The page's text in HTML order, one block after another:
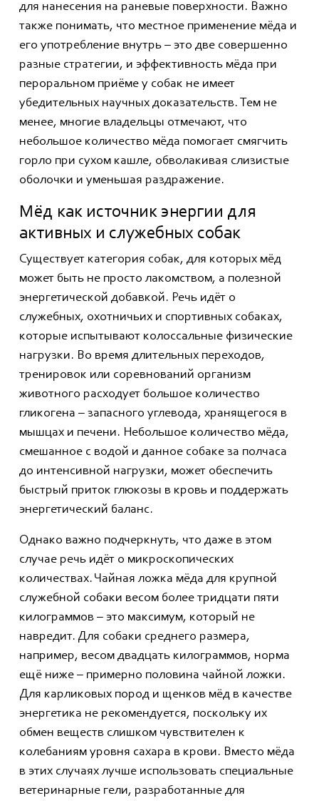
для нанесения на раневые поверхности. Важно
также понимать, что местное применение мёда и
его употребление внутрь – это две совершенно
разные стратегии, и эффективность мёда при
пероральном приёме у собак не имеет
убедительных научных доказательств. Тем не
менее, многие владельцы отмечают, что
небольшое количество мёда помогает смягчить
горло при сухом кашле, обволакивая слизистые
оболочки и уменьшая раздражение.
Мёд как источник энергии для
активных и служебных собак
Существует категория собак, для которых мёд
может быть не просто лакомством, а полезной
энергетической добавкой. Речь идёт о
служебных, охотничьих и спортивных собаках,
которые испытывают колоссальные физические
нагрузки. Во время длительных переходов,
тренировок или соревнований организм
животного расходует большое количество
гликогена – запасного углевода, хранящегося в
мышцах и печени. Небольшое количество мёда,
смешанное с водой и данное собаке за полчаса
до интенсивной нагрузки, может обеспечить
быстрый приток глюкозы в кровь и поддержать
энергетический баланс.
Однако важно подчеркнуть, что даже в этом
случае речь идёт о микроскопических
количествах. Чайная ложка мёда для крупной
служебной собаки весом более тридцати пяти
килограммов – это максимум, который не
навредит. Для собаки среднего размера,
например, весом двадцать килограммов, норма
ещё ниже – примерно половина чайной ложки.
Для карликовых пород и щенков мёд в качестве
энергетика не рекомендуется, поскольку их
обмен веществ слишком чувствителен к
колебаниям уровня сахара в крови. Вместо мёда
в этих случаях лучше использовать специальные
ветеринарные гели, разработанные для